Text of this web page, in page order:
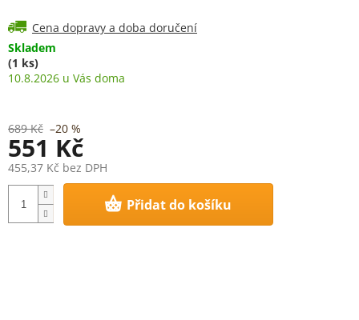
Skladem
(1 ks)
10.8.2026
Cena dopravy a doba doručení
689 Kč –20 %
551 Kč
455,37 Kč bez DPH
Měrná
cena:
Přidat do košíku